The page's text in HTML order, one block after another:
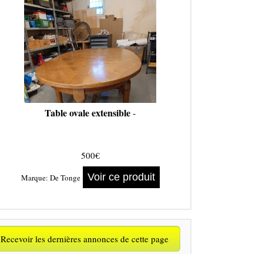
Table ovale extensible-
500€
Marque: De Tonge Voir ce produit
Recevoir les dernières annonces de cette page